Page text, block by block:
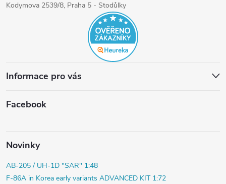
Kodymova 2539/8, Praha 5 - Stodůlky
Informace pro vás
Facebook
Novinky
AB-205 / UH-1D "SAR" 1:48
F-86A in Korea early variants ADVANCED KIT 1:72